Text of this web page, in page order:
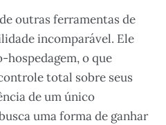
outras ferramentas de
incomparável. Ele
hospedagem, o que
total sobre seus
de um único
uma forma de ganhar